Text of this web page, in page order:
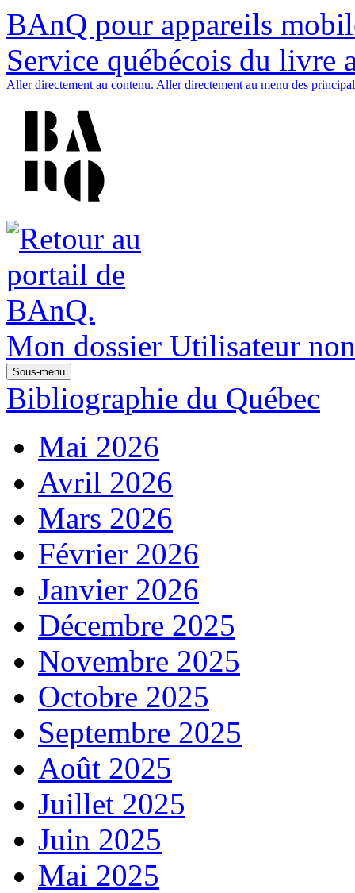
BAnQ pour appareils
Service québécois du livre
Aller directement au contenu. Aller directement au menu des
Mon dossier Utilisateur
Sous-menu
Bibliographie du Québec
Mai 2026
Avril 2026
Mars 2026
Février 2026
Janvier 2026
Décembre 2025
Novembre 2025
Octobre 2025
Septembre 2025
Août 2025
Juillet 2025
Juin 2025
Mai 2025